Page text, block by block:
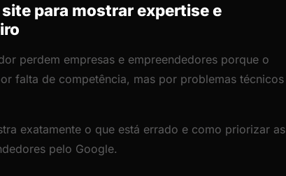
para mostrar expertise e
perdem empresas e empreendedores porque o
falta de competência, mas por problemas técnicos
exatamente o que está errado e como priorizar as
pelo Google.